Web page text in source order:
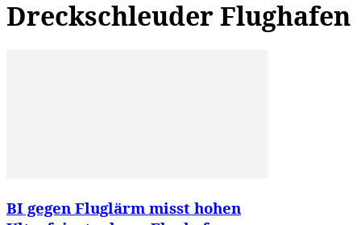
Dreckschleuder Flughafen
BI gegen Fluglärm misst hohen